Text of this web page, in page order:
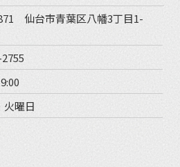
仙台市青葉区八幡3丁目1-
火曜日